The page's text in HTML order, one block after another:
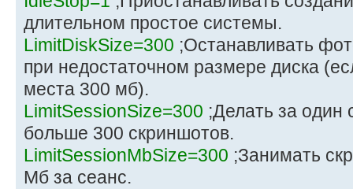
длительном простое системы.
LimitDiskSize=300 ;Останавливать
при недостаточном размере диска
места 300 мб).
LimitSessionSize=300 ;Делать за один
больше 300 скриншотов.
LimitSessionMbSize=300 ;Занимать
Мб за сеанс.